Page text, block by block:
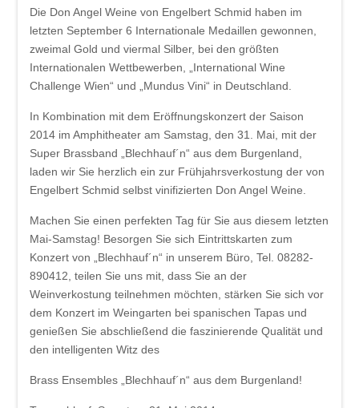
Die Don Angel Weine von Engelbert Schmid haben im
letzten September 6 Internationale Medaillen gewonnen,
zweimal Gold und viermal Silber, bei den größten
Internationalen Wettbewerben, „International Wine
Challenge Wien“ und „Mundus Vini“ in Deutschland.
In Kombination mit dem Eröffnungskonzert der Saison
2014 im Amphitheater am Samstag, den 31. Mai, mit der
Super Brassband „Blechhauf´n“ aus dem Burgenland,
laden wir Sie herzlich ein zur Frühjahrsverkostung der von
Engelbert Schmid selbst vinifizierten Don Angel Weine.
Machen Sie einen perfekten Tag für Sie aus diesem letzten
Mai-Samstag! Besorgen Sie sich Eintrittskarten zum
Konzert von „Blechhauf´n“ in unserem Büro, Tel. 08282-
890412, teilen Sie uns mit, dass Sie an der
Weinverkostung teilnehmen möchten, stärken Sie sich vor
dem Konzert im Weingarten bei spanischen Tapas und
genießen Sie abschließend die faszinierende Qualität und
den intelligenten Witz des
Brass Ensembles „Blechhauf´n“ aus dem Burgenland!